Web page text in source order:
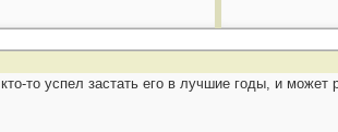
то успел застать его в лучшие годы, и